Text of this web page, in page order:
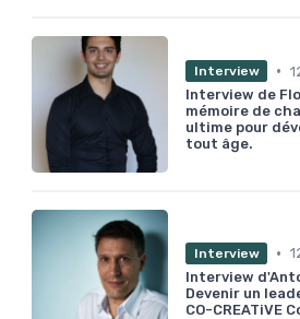
Interview •
Interview de
mémoire de
ultime pour
tout âge.
Interview •
Interview
Devenir un
CO-CREATiVE